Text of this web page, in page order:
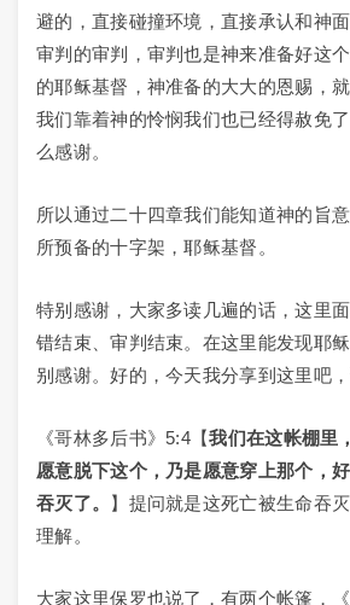
避的，直接碰撞环境，直接承认和神
审判的审判，审判也是神来准备好这
的耶稣基督，神准备的大大的恩赐，
我们靠着神的怜悯我们也已经得赦免
么感谢。
所以通过二十四章我们能知道神的旨
所预备的十字架，耶稣基督。
特别感谢，大家多读几遍的话，这里
错结束、审判结束。在这里能发现耶
别感谢。好的，今天我分享到这里吧
《哥林多后书》5:4【我们在这帐棚里
愿意脱下这个，乃是愿意穿上那个，
吞灭了。
】提问就是这死亡被生命吞
理解。
大家这里保罗也说了，有两个帐篷，《